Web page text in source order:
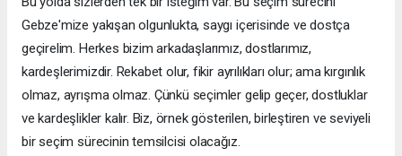
Gebze'mize yakışan olgunlukta, saygı içerisinde ve dostça
geçirelim. Herkes bizim arkadaşlarımız, dostlarımız,
kardeşlerimizdir. Rekabet olur, fikir ayrılıkları olur; ama kırgınlık
olmaz, ayrışma olmaz. Çünkü seçimler gelip geçer, dostluklar
ve kardeşlikler kalır. Biz, örnek gösterilen, birleştiren ve seviyeli
bir seçim sürecinin temsilcisi olacağız.